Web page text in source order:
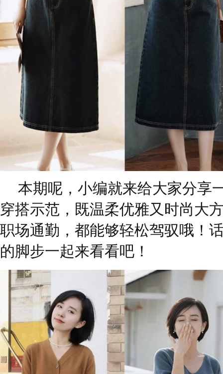
本期呢，小编就来给大家分享
穿搭示范，既温柔优雅又时尚大
职场通勤，都能够轻松驾驭哦！
的脚步一起来看看吧！